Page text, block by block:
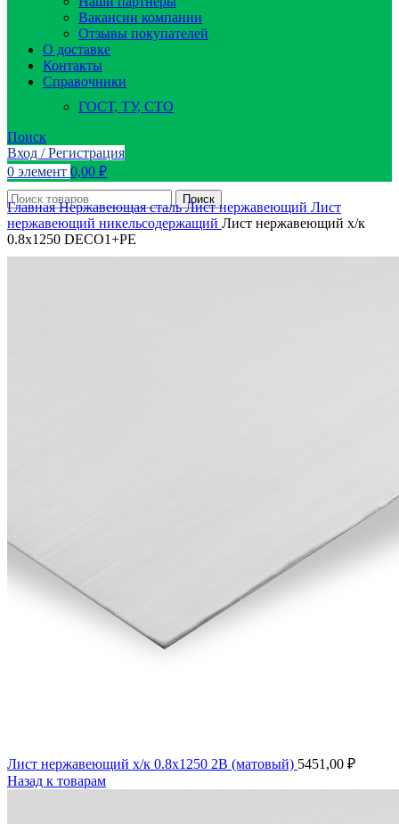
Вакансии компании
Отзывы покупателей
О доставке
Контакты
Справочники
ГОСТ, ТУ, СТО
Поиск
Вход / Регистрация
0 элемент 0,00 ₽
Поиск
ГлавнаяНержавеющая стальЛист нержавеющий Лист
нержавеющий никельсодержащий Лист нержавеющий х/к
0.8х1250 DECO1+PE
Лист нержавеющий х/к 0.8х1250 2B (матовый) 5451,00 ₽
Назад к товарам